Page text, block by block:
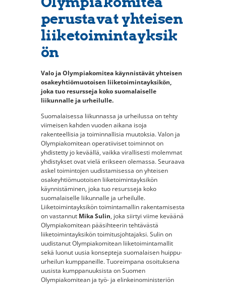
perustavat yhteisen
liiketoimintayksik
ön
Valo ja Olympiakomitea käynnistävät yhteisen
osakeyhtiömuotoisen liiketoimintayksikön,
joka tuo resursseja koko suomalaiselle
liikunnalle ja urheilulle.
Suomalaisessa liikunnassa ja urheilussa on tehty
viimeisen kahden vuoden aikana isoja
rakenteellisia ja toiminnallisia muutoksia. Valon ja
Olympiakomitean operatiiviset toiminnot on
yhdistetty jo keväällä, vaikka virallisesti molemmat
yhdistykset ovat vielä erikseen olemassa. Seuraava
askel toimintojen uudistamisessa on yhteisen
osakeyhtiömuotoisen liiketoimintayksikön
käynnistäminen, joka tuo resursseja koko
suomalaiselle liikunnalle ja urheilulle.
Liiketoimintayksikön toimintamallin rakentamisesta
on vastannut Mika Sulin, joka siirtyi viime keväänä
Olympiakomitean pääsihteerin tehtävästä
liiketoimintayksikön toimitusjohtajaksi. Sulin on
uudistanut Olympiakomitean liiketoimintamallit
sekä luonut uusia konsepteja suomalaisen huippu-
urheilun kumppaneille. Tuoreimpana osoituksena
uusista kumppanuuksista on Suomen
Olympiakomitean ja työ- ja elinkeinoministeriön